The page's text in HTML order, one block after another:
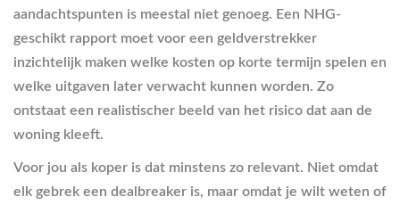
aandachtspunten is meestal niet genoeg. Een NHG-
geschikt rapport moet voor een geldverstrekker
inzichtelijk maken welke kosten op korte termijn spelen en
welke uitgaven later verwacht kunnen worden. Zo
ontstaat een realistischer beeld van het risico dat aan de
woning kleeft.
Voor jou als koper is dat minstens zo relevant. Niet omdat
elk gebrek een dealbreaker is, maar omdat je wilt weten of